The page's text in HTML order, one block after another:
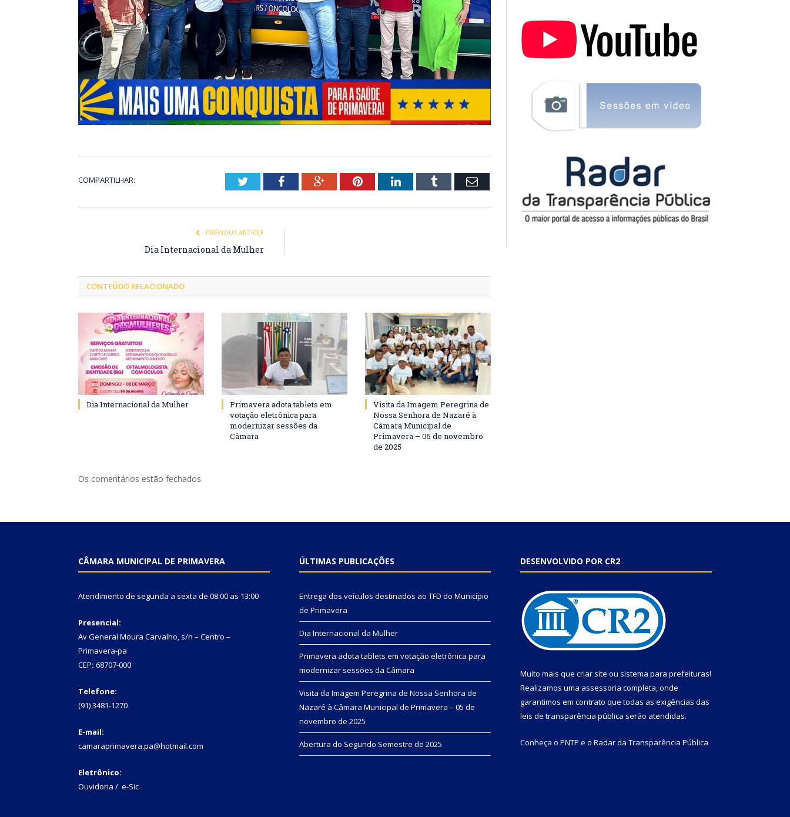
COMPARTILHAR: TwitterFacebookGoogle+PinterestLinkedInTumblr Email
PREVIOUS ARTICLE
Dia Internacional da Mulher
CONTEÚDO RELACIONADO
Dia Internacional da Mulher
Primavera adota tablets em
votação eletrônica para
modernizar sessões da
Câmara
Visita da Imagem Peregrina de
Nossa Senhora de Nazaré à
Câmara Municipal de
Primavera – 05 de novembro
de 2025
Os comentários estão fechados.
CÂMARA MUNICIPAL DE PRIMAVERA
Atendimento de segunda a sexta de 08:00 as 13:00
Presencial:
Av General Moura Carvalho, s/n – Centro –
Primavera-pa
CEP: 68707-000
Telefone:
(91) 3481-1270
E-mail:
camaraprimavera.pa@hotmail.com
Eletrônico:
Ouvidoria / e-Sic
ÚLTIMAS PUBLICAÇÕES
Entrega dos veículos destinados ao TFD do Município
de Primavera
Dia Internacional da Mulher
Primavera adota tablets em votação eletrônica para
modernizar sessões da Câmara
Visita da Imagem Peregrina de Nossa Senhora de
Nazaré à Câmara Municipal de Primavera – 05 de
novembro de 2025
Abertura do Segundo Semestre de 2025
DESENVOLVIDO POR CR2
Muito mais que criar site ou sistema para prefeituras!
Realizamos uma assessoria completa, onde
garantimos em contrato que todas as exigências das
leis de transparência pública serão atendidas.
Conheça o PNTP e o Radar da Transparência Pública